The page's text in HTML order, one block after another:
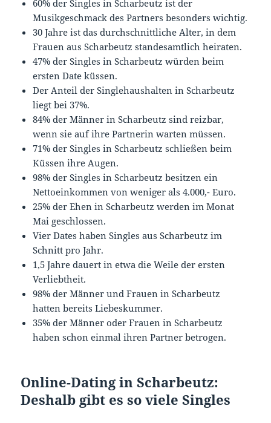
60% der Singles in Scharbeutz ist der
Musikgeschmack des Partners besonders wichtig.
30 Jahre ist das durchschnittliche Alter, in dem
Frauen aus Scharbeutz standesamtlich heiraten.
47% der Singles in Scharbeutz würden beim
ersten Date küssen.
Der Anteil der Singlehaushalten in Scharbeutz
liegt bei 37%.
84% der Männer in Scharbeutz sind reizbar,
wenn sie auf ihre Partnerin warten müssen.
71% der Singles in Scharbeutz schließen beim
Küssen ihre Augen.
98% der Singles in Scharbeutz besitzen ein
Nettoeinkommen von weniger als 4.000,- Euro.
25% der Ehen in Scharbeutz werden im Monat
Mai geschlossen.
Vier Dates haben Singles aus Scharbeutz im
Schnitt pro Jahr.
1,5 Jahre dauert in etwa die Weile der ersten
Verliebtheit.
98% der Männer und Frauen in Scharbeutz
hatten bereits Liebeskummer.
35% der Männer oder Frauen in Scharbeutz
haben schon einmal ihren Partner betrogen.
Online-Dating in Scharbeutz:
Deshalb gibt es so viele Singles